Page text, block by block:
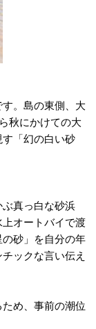
。島の東側、大
秋にかけての大
「幻の白い砂
真っ白な砂浜
オートバイで渡
砂」を自分の年
ックな言い伝え
め、事前の潮位